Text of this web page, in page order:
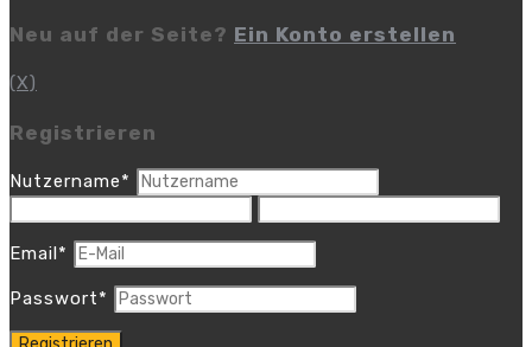
Neu auf der Seite? Ein Konto erstellen
(X)
Registrieren
Nutzername*
Email*
Passwort*